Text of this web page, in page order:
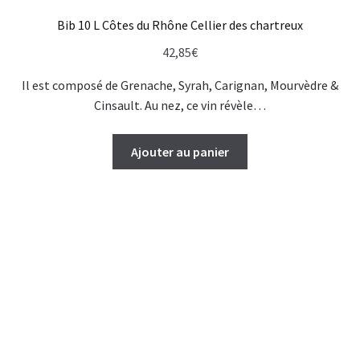
Bib 10 L Côtes du Rhône Cellier des chartreux
42,85€
Il est composé de Grenache, Syrah, Carignan, Mourvèdre &
Cinsault. Au nez, ce vin révèle…
Ajouter au panier